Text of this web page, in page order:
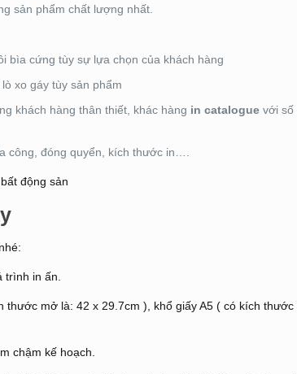
sản phẩm chất lượng nhất.
bìa cứng tùy sự lựa chọn của khách hàng
xo gáy tùy sản phẩm
khách hàng thân thiết, khác hàng in cataloguevới số
công, đóng quyển, kích thước in….
in ấn.
mở là: 42 x 29.7cm ), khổ giấy A5 ( có kích thước
chậm kế hoạch.